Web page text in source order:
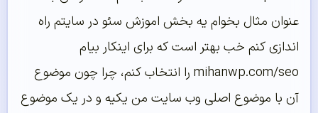
عنوان مثال بخوام یه بخش اموزش سئو در سایتم راه
اندازی کنم خب بهتر است که برای اینکار بیام
mihanwp.com/seo را انتخاب کنم، چرا چون موضوع
آن با موضوع اصلی وب سایت من یکیه و در یک موضوع